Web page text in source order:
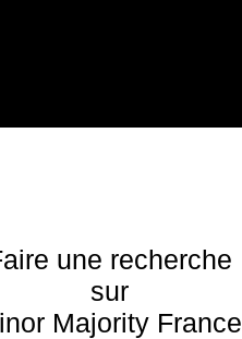
une recherche
sur
Majority France